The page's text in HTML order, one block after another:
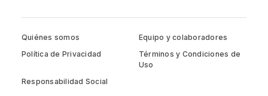
Quiénes somos
Equipo y colaboradores
Política de Privacidad
Términos y Condiciones de
Uso
Responsabilidad Social